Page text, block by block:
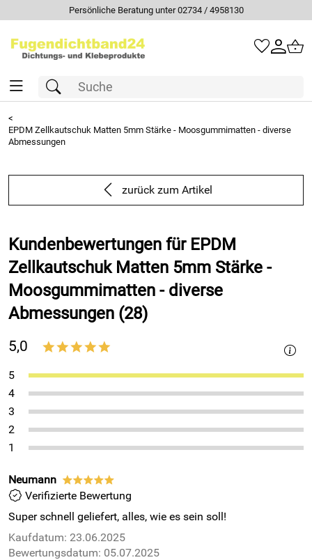
Persönliche Beratung unter 02734 / 4958130
<
EPDM Zellkautschuk Matten 5mm Stärke - Moosgummimatten - diverse
Abmessungen
zurück zum Artikel
Kundenbewertungen für EPDM
Zellkautschuk Matten 5mm Stärke -
Moosgummimatten - diverse
Abmessungen (28)
5,0 *****
5
4
3
2
1
Neumann *****
Verifizierte Bewertung
Super schnell geliefert, alles, wie es sein soll!
Kaufdatum: 23.06.2025
Bewertungsdatum: 05.07.2025